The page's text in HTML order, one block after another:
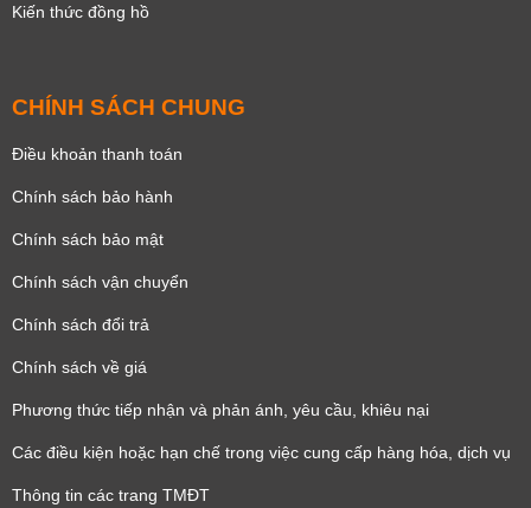
Kiến thức đồng hồ
CHÍNH SÁCH CHUNG
Điều khoản thanh toán
Chính sách bảo hành
Chính sách bảo mật
Chính sách vận chuyển
Chính sách đổi trả
Chính sách về giá
Phương thức tiếp nhận và phản ánh, yêu cầu, khiêu nại
Các điều kiện hoặc hạn chế trong việc cung cấp hàng hóa, dịch vụ
Thông tin các trang TMĐT